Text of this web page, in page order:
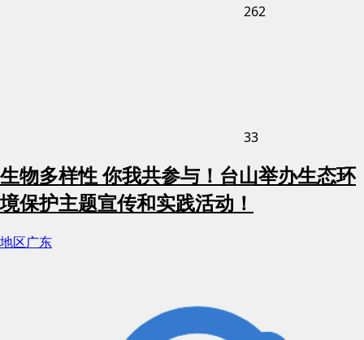
262
33
生物多样性 你我共参与！台山举办生态环
境保护主题宣传和实践活动！
地区广东